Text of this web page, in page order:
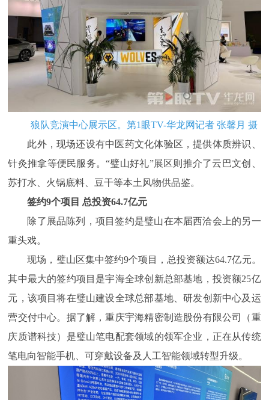
狼队竞演中心展示区。第1眼TV-华龙网记者 张馨月 摄
此外，现场还设有中医药文化体验区，提供体质辨识、
针灸推拿等便民服务。“璧山好礼”展区则推介了云巴文创、
苏打水、火锅底料、豆干等本土风物供品鉴。
签约9个项目 总投资64.7亿元
除了展品陈列，项目签约是璧山在本届西洽会上的另一
重头戏。
现场，璧山区集中签约9个项目，总投资额达64.7亿元。
其中最大的签约项目是宇海全球创新总部基地，投资额25亿
元，该项目将在璧山建设全球总部基地、研发创新中心及运
营交付中心。据了解，重庆宇海精密制造股份有限公司（重
庆质谱科技）是璧山笔电配套领域的领军企业，正在从传统
笔电向智能手机、可穿戴设备及人工智能领域转型升级。